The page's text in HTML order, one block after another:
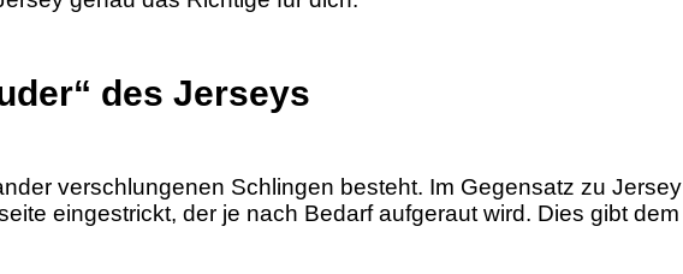
des Jerseys
verschlungenen Schlingen besteht. Im Gegensatz zu Jersey
eingestrickt, der je nach Bedarf aufgeraut wird. Dies gibt dem